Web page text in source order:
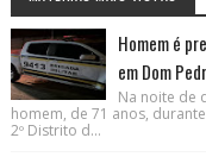
Homem é
em Dom
Na noite de
homem, de 71 anos,
2º Distrito d...